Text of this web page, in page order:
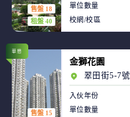
售盤 18
租盤 40
單位數量
校網/校區
售盤 15
華懋
金獅花園
翠田街5-7號
入伙年份
單位數量